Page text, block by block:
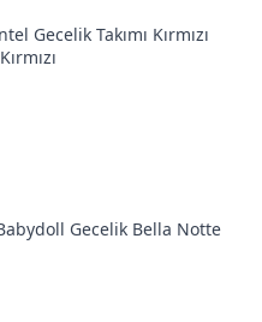
Gecelik Takımı Kırmızı
Gecelik Bella Notte